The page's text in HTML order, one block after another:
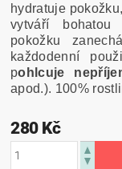
hydratuje
vytváří
pokožku
každodenní
pohlcuje
apod.). 100%
280 Kč